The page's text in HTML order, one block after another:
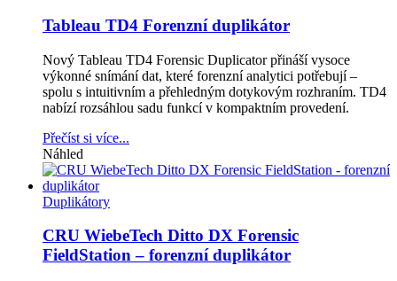
Tableau TD4 Forenzní duplikátor
Nový Tableau TD4 Forensic Duplicator přináší vysoce
výkonné snímání dat, které forenzní analytici potřebují –
spolu s intuitivním a přehledným dotykovým rozhraním. TD4
nabízí rozsáhlou sadu funkcí v kompaktním provedení.
Přečíst si více...
Náhled
Duplikátory
CRU WiebeTech Ditto DX Forensic
FieldStation – forenzní duplikátor